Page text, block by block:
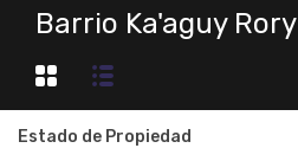
Barrio Ka'aguy Rory
Estado de Propiedad